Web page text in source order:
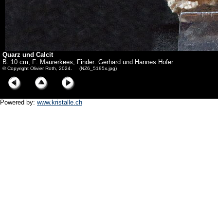
Quarz und Calcit
B: 10 cm, F: Maurerkees; Finder: Gerhard und Hannes Hofer
© Copyright Olivier Roth, 2024. (NZ6_5195x.jpg)
Powered by: www.kristalle.ch